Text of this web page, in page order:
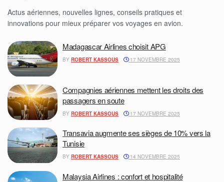
Actus aériennes, nouvelles lignes, conseils pratiques et
innovations pour mieux préparer vos voyages en avion.
Madagascar Airlines choisit APG
BY ROBERT KASSOUS 17 NOVEMBRE 2025
Compagnies aériennes mettent les droits des
passagers en soute
BY ROBERT KASSOUS 17 NOVEMBRE 2025
Transavia augmente ses sièges de 10% vers la
Tunisie
BY ROBERT KASSOUS 14 NOVEMBRE 2025
Malaysia Airlines : confort et hospitalité